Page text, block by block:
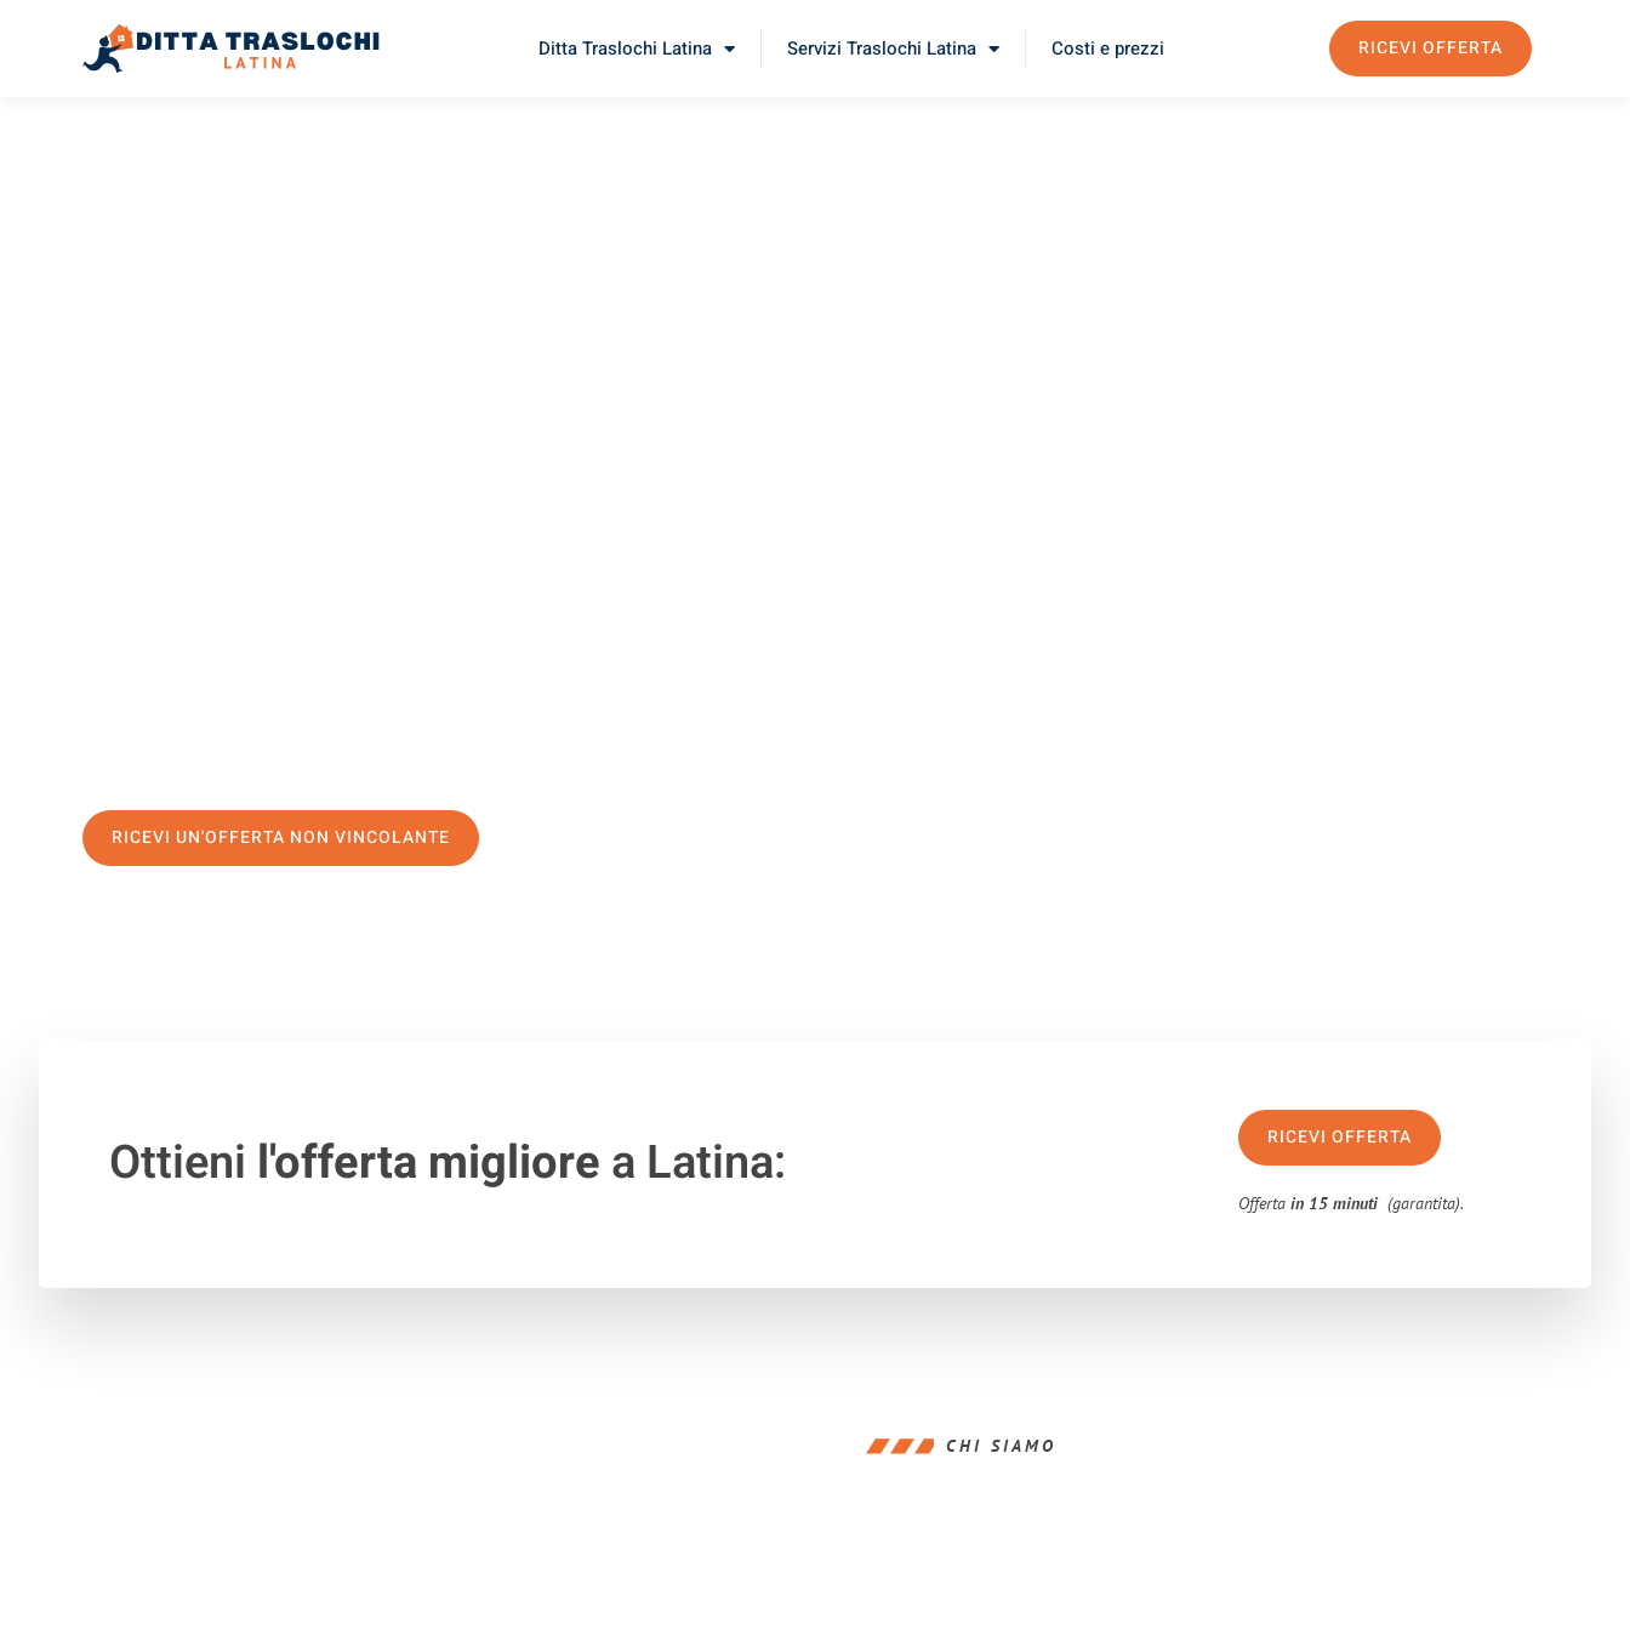
Ditta Traslochi Latina Servizi Traslochi Latina Costi e prezzi RICEVI OFFERTA
RICEVI UN'OFFERTA NON VINCOLANTE
Ottieni l'offerta migliorea Latina: RICEVI OFFERTA
Offertain 15 minuti (garantita).
CHI SIAMO